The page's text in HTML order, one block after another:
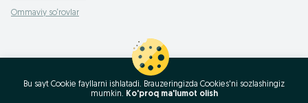
Ommaviy so‘rovlar
Bu sayt Cookie fayllarni ishlatadi. Brauzeringizda Cookies'ni sozlashingiz
mumkin. Ko'proq ma'lumot olish